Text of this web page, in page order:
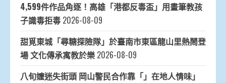
4,599件作品角逐！高雄「港都反毒盃」用畫筆教孩
子識毒拒毒 2026-08-09
甜覓東城「尋糖探險隊」於臺南市東區龍山里熱鬧登
場 文化傳承寓教於樂 2026-08-09
八旬嬤迷失街頭 岡山警民合作靠「」在地人情味」